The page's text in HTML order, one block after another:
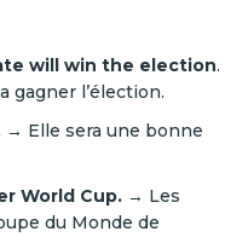
will win the election.
gagner l’élection.
→ Elle sera une bonne
World Cup. → Les
du Monde de